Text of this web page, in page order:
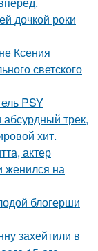
дочкой роки
Ксения
светского
PSY
трек,
хит.
актер
женился на
блогерши
захейтили в